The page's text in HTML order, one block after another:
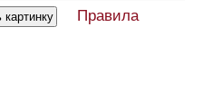
Правила